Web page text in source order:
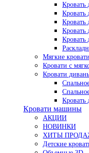
Кровать
Кровать
Кровать
Кровать
Кровать
Мягкие
Кровати с
Кровати
Кровать
Кровати машины
АКЦИИ
НОВИНКИ
ХИТЫ
Детские